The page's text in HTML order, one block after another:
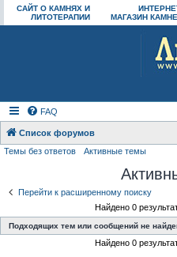
САЙТ О КАМНЯХ И
ЛИТОТЕРАПИИ
МАГАЗИН
FAQ
Список форумов
Темы без ответов Активные темы
Перейти к расширенному поиску
Найдено 0
Подходящих тем или сообщений не
Найдено 0